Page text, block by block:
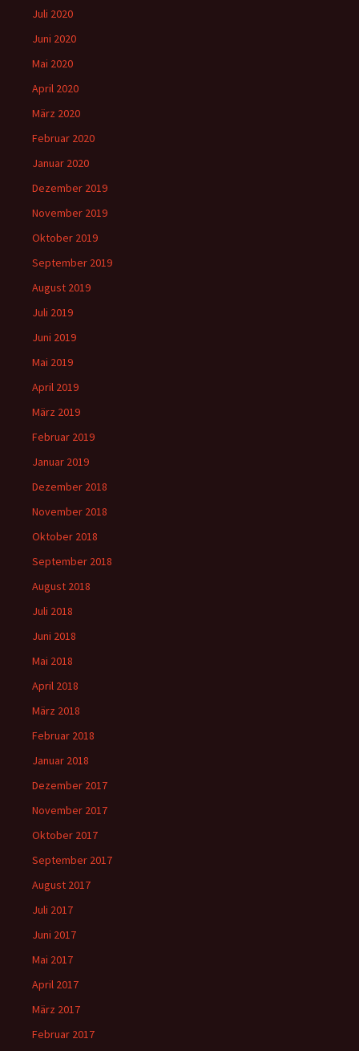
Juli 2020
Juni 2020
Mai 2020
April 2020
März 2020
Februar 2020
Januar 2020
Dezember 2019
November 2019
Oktober 2019
September 2019
August 2019
Juli 2019
Juni 2019
Mai 2019
April 2019
März 2019
Februar 2019
Januar 2019
Dezember 2018
November 2018
Oktober 2018
September 2018
August 2018
Juli 2018
Juni 2018
Mai 2018
April 2018
März 2018
Februar 2018
Januar 2018
Dezember 2017
November 2017
Oktober 2017
September 2017
August 2017
Juli 2017
Juni 2017
Mai 2017
April 2017
März 2017
Februar 2017